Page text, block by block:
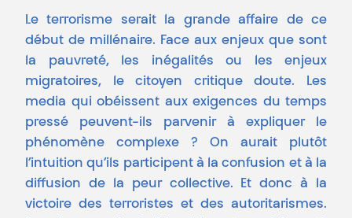
Le terrorisme serait la grande affaire de ce
début de millénaire. Face aux enjeux que sont
la pauvreté, les inégalités ou les enjeux
migratoires, le citoyen critique doute. Les
media qui obéissent aux exigences du temps
pressé peuvent-ils parvenir à expliquer le
phénomène complexe ? On aurait plutôt
l’intuition qu’ils participent à la confusion et à la
diffusion de la peur collective. Et donc à la
victoire des terroristes et des autoritarismes.